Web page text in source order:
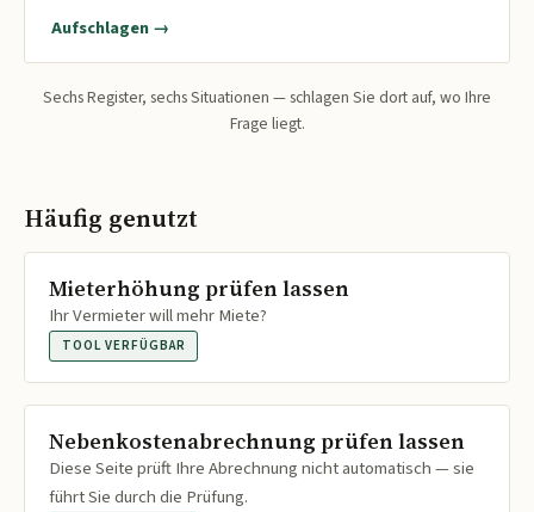
Aufschlagen →
Sechs Register, sechs Situationen — schlagen Sie dort auf, wo Ihre
Frage liegt.
Häufig genutzt
Mieterhöhung prüfen lassen
Ihr Vermieter will mehr Miete?
TOOL VERFÜGBAR
Nebenkostenabrechnung prüfen lassen
Diese Seite prüft Ihre Abrechnung nicht automatisch — sie
führt Sie durch die Prüfung.